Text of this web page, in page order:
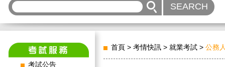
考試公告
首頁 > 考情快訊 > 就業考試 > 公務